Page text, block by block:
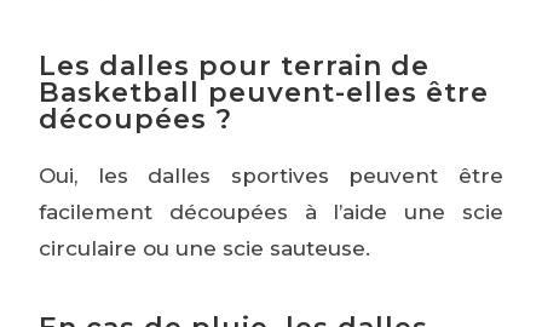
Les dalles pour terrain de
Basketball peuvent-elles être
découpées ?
Oui, les dalles sportives peuvent être
facilement découpées à l’aide une scie
circulaire ou une scie sauteuse.